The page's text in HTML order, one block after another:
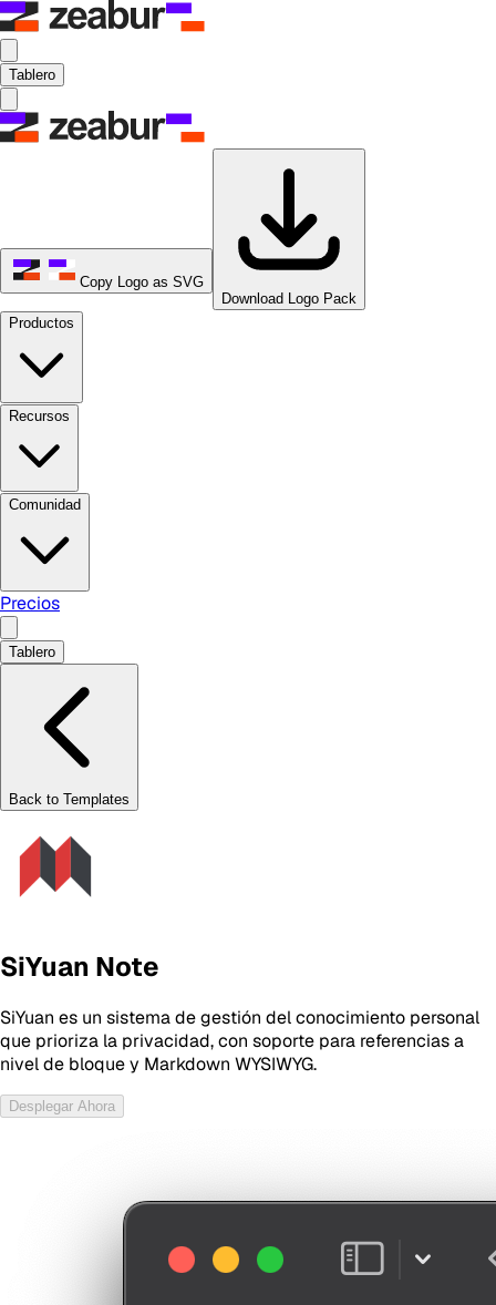
Tablero
Copy Logo as SVG
Download Logo Pack
Productos
Recursos
Comunidad
Precios
Tablero
Back to Templates
SiYuan Note
SiYuan es un sistema de gestión del conocimiento personal
que prioriza la privacidad, con soporte para referencias a
nivel de bloque y Markdown WYSIWYG.
Desplegar Ahora